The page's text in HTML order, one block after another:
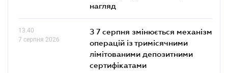
нагляд
13.40
7 серпня 2026
З 7 серпня змінюється механізм
операцій із тримісячними
лімітованими депозитними
сертифікатами